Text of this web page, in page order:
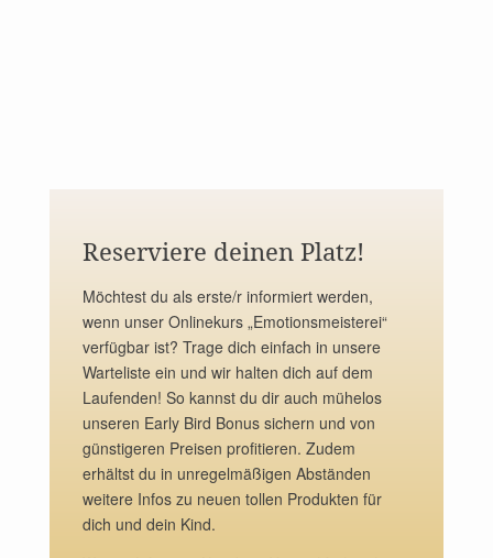
Reserviere deinen Platz!
Möchtest du als erste/r informiert werden,
wenn unser Onlinekurs „Emotionsmeisterei“
verfügbar ist? Trage dich einfach in unsere
Warteliste ein und wir halten dich auf dem
Laufenden! So kannst du dir auch mühelos
unseren Early Bird Bonus sichern und von
günstigeren Preisen profitieren. Zudem
erhältst du in unregelmäßigen Abständen
weitere Infos zu neuen tollen Produkten für
dich und dein Kind.